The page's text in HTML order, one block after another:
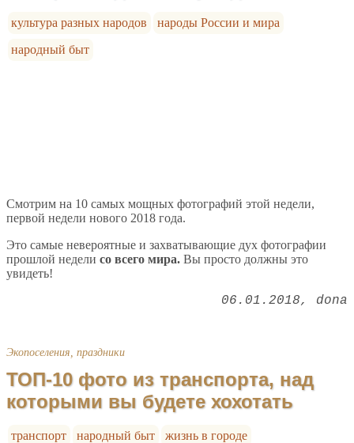
культура разных народов
народы России и мира
народный быт
Смотрим на 10 самых мощных фотографий этой недели,
первой недели нового 2018 года.
Это самые невероятные и захватывающие дух фотографии
прошлой недели со всего мира. Вы просто должны это
увидеть!
06.01.2018 dona
Экопоселения, праздники
ТОП-10 фото из транспорта, над
которыми вы будете хохотать
транспорт народный быт жизнь в городе